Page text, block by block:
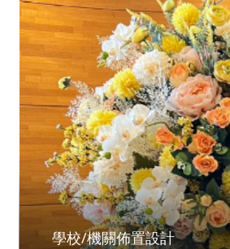
學校/機關佈置設計